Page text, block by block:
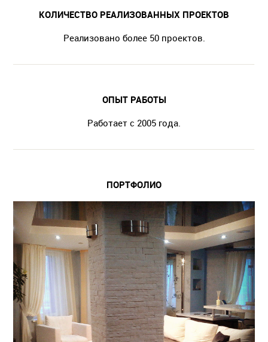
КОЛИЧЕСТВО РЕАЛИЗОВАННЫХ ПРОЕКТОВ
Реализовано более 50 проектов.
ОПЫТ РАБОТЫ
Работает с 2005 года.
ПОРТФОЛИО